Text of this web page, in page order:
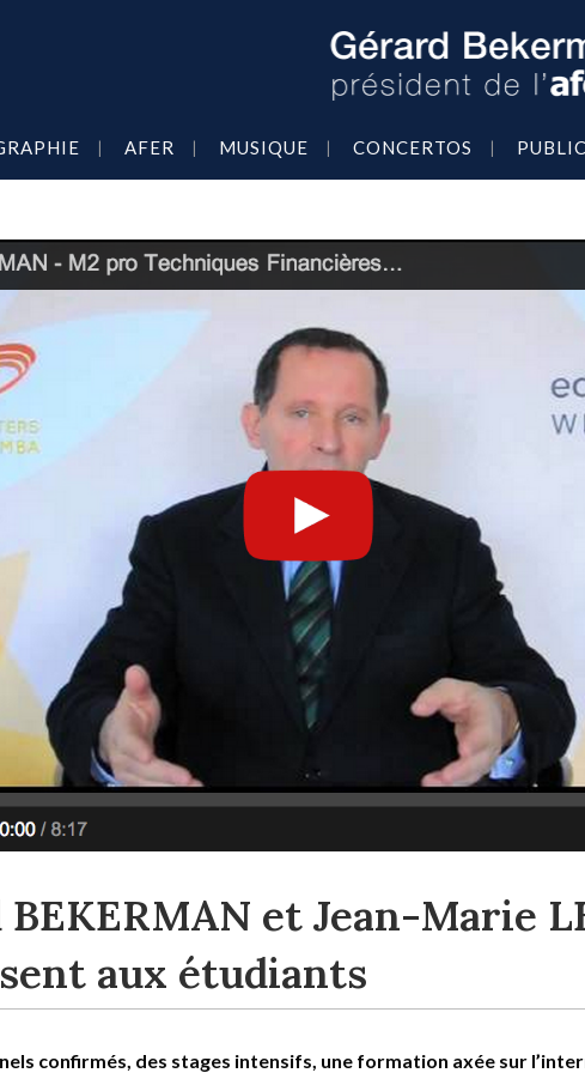
AFER MUSIQUE CONCERTOS
et Jean-Marie
aux étudiants
confirmés, des stages intensifs, une formation axée sur